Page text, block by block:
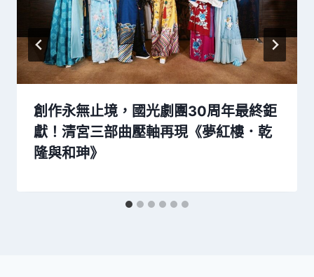
創作永無止境，國光劇團30周年最終鉅
獻！清宮三部曲壓軸再現《夢紅樓．乾
隆與和珅》